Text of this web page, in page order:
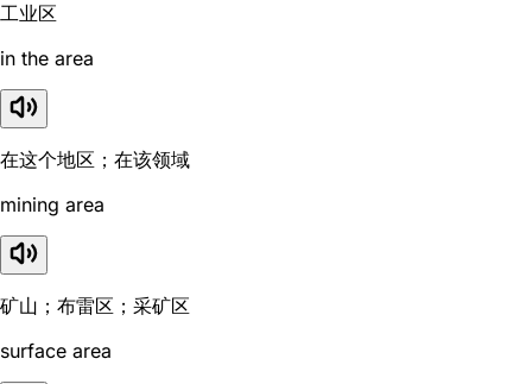
工业区
in the area
在这个地区；在该领域
mining area
矿山；布雷区；采矿区
surface area